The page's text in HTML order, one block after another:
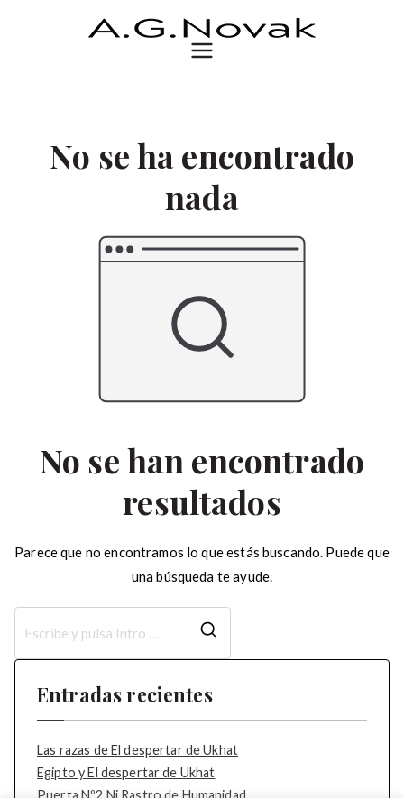
A.G. Novak
Página de la autora A.G. Novak
No se ha encontrado
nada
No se han encontrado
resultados
Parece que no encontramos lo que estás buscando. Puede que
una búsqueda te ayude.
Entradas recientes
Las razas de El despertar de Ukhat
Egipto y El despertar de Ukhat
Puerta Nº2 Ni Rastro de Humanidad